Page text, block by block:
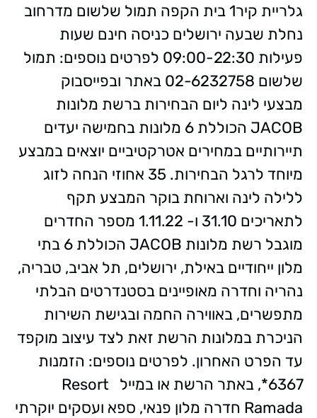
גלריית קיר1 בית הקפה תמול שלשום מדרחוב
נחלת שבעה ירושלים כניסה חינם שעות
פעילות 09:00-22:30 לפרטים נוספים: תמול
שלשום 02-6232758 באתר ובפייסבוק
מבצעי לינה ליום הבחירות ברשת מלונות
JACOB הכוללת 6 מלונות בחמישה יעדים
תיירותיים במחירים אטרקטיביים יוצאים במבצע
מיוחד לרגל הבחירות. 35 אחוזי הנחה לזוג
ללילה לינה וארוחת בוקר המבצע תקף
לתאריכים 31.10 ו- 1.11.22 מספר החדרים
מוגבל רשת מלונות JACOB הכוללת 6 בתי
מלון ייחודיים באילת, ירושלים, תל אביב, טבריה,
נהריה וחדרה מאופיינים בסטנדרטים הבלתי
מתפשרים, באווירה החמה ובגישת השירות
הניכרת במלונות הרשת זאת לצד עיצוב מוקפד
עד הפרט האחרון. לפרטים נוספים: הזמנות
6367*, באתר הרשת או במייל Resort
Ramada חדרה מלון פנאי, ספא ועסקים יוקרתי